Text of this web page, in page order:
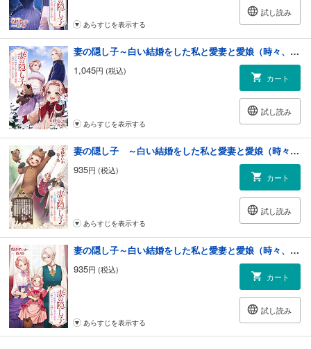
試し読み
あらすじを表示する
妻の隠し子～白い結婚をした私と愛妻と愛娘（時々、旅するぬいぐるみ）～
1,045円 (税込)
カート
試し読み
あらすじを表示する
妻の隠し子 ～白い結婚をした私と愛妻と愛娘（時々、夢見るぬいぐるみ）～
935円 (税込)
カート
試し読み
あらすじを表示する
妻の隠し子～白い結婚をした私と愛妻と愛娘（時々、おやすみぬいぐるみ）～
935円 (税込)
カート
試し読み
あらすじを表示する